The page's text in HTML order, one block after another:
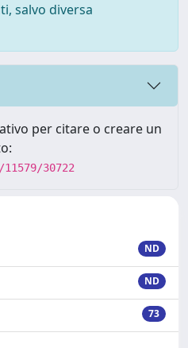
salvo diversa
per citare o creare un
30722
ND
ND
73